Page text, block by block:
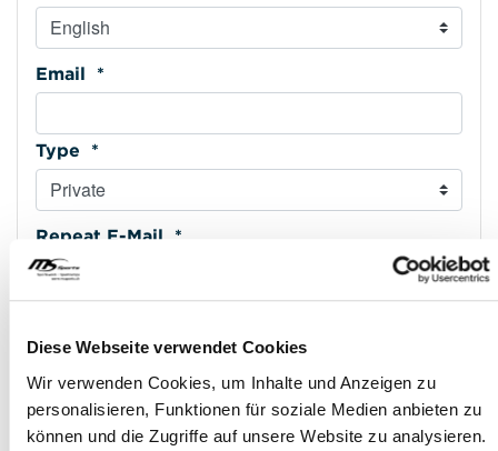
Diese Webseite verwendet Cookies
Wir verwenden Cookies, um Inhalte und Anzeigen zu
personalisieren, Funktionen für soziale Medien anbieten zu
können und die Zugriffe auf unsere Website zu analysieren.
Email *
Type *
Repeat E-Mail *